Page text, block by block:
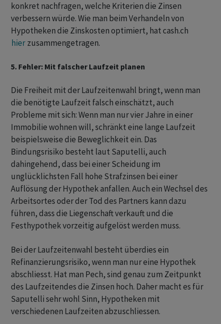
konkret nachfragen, welche Kriterien die Zinsen
verbessern würde. Wie man beim Verhandeln von
Hypotheken die Zinskosten optimiert, hat cash.ch
hier zusammengetragen.
5. Fehler: Mit falscher Laufzeit planen
Die Freiheit mit der Laufzeitenwahl bringt, wenn man
die benötigte Laufzeit falsch einschätzt, auch
Probleme mit sich: Wenn man nur vier Jahre in einer
Immobilie wohnen will, schränkt eine lange Laufzeit
beispielsweise die Beweglichkeit ein. Das
Bindungsrisiko besteht laut Saputelli, auch
dahingehend, dass bei einer Scheidung im
unglücklichsten Fall hohe Strafzinsen bei einer
Auflösung der Hypothek anfallen. Auch ein Wechsel des
Arbeitsortes oder der Tod des Partners kann dazu
führen, dass die Liegenschaft verkauft und die
Festhypothek vorzeitig aufgelöst werden muss.
Bei der Laufzeitenwahl besteht überdies ein
Refinanzierungsrisiko, wenn man nur eine Hypothek
abschliesst. Hat man Pech, sind genau zum Zeitpunkt
des Laufzeitendes die Zinsen hoch. Daher macht es für
Saputelli sehr wohl Sinn, Hypotheken mit
verschiedenen Laufzeiten abzuschliessen.